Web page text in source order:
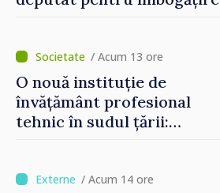
de lei
/ Acum 13 ore
O nouă instituție de
învățământ profesional
tehnic în sudul țării:
turc la Comrat
/ Acum 14 ore